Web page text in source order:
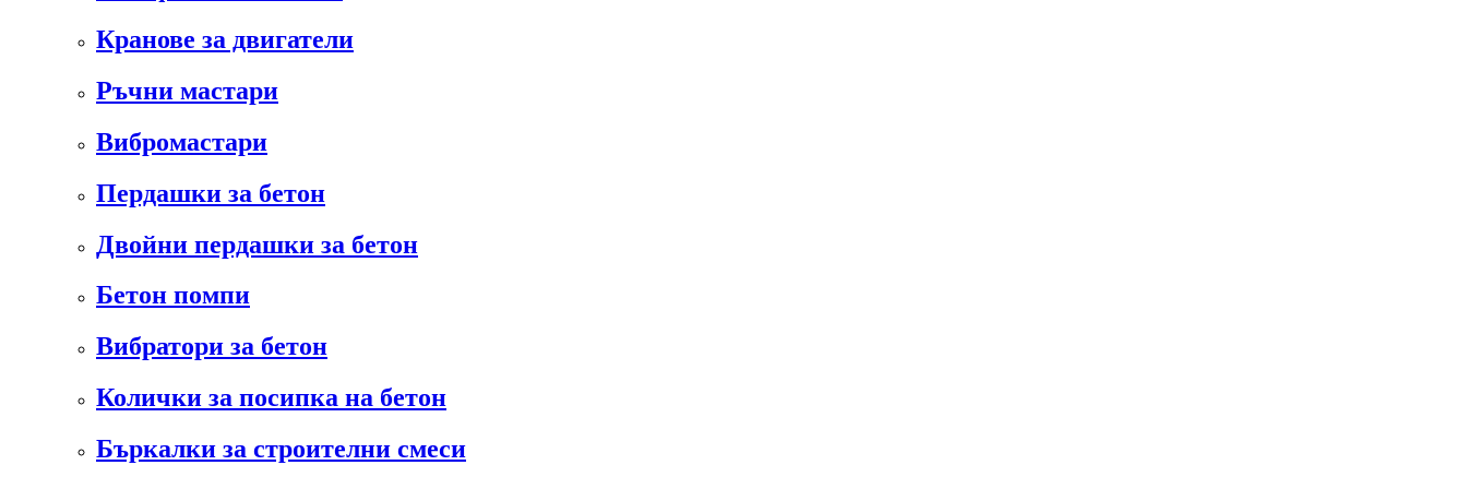
Кранове за двигатели
Ръчни мастари
Вибромастари
Пердашки за бетон
Двойни пердашки за бетон
Бетон помпи
Вибратори за бетон
Колички за посипка на бетон
Бъркалки за строителни смеси